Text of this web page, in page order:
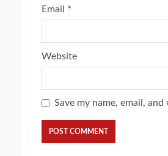
Email *
Website
Save my name, email,